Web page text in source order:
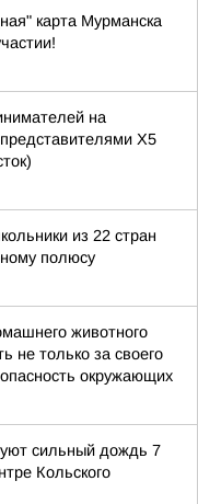
карта Мурманска
на
X5
из 22 стран
полюсу
животного
не только за своего
окружающих
сильный дождь 7
Кольского